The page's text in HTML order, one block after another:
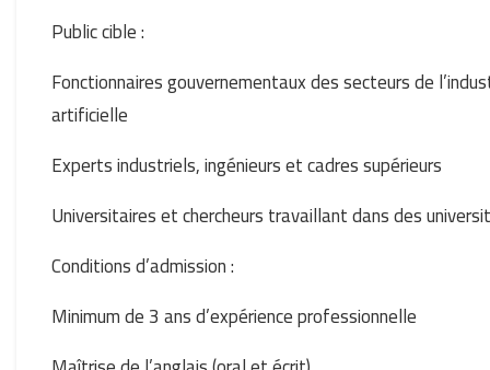
Public cible :
Fonctionnaires gouvernementaux des secteurs de
artificielle
Experts industriels, ingénieurs et cadres supérieurs
Universitaires et chercheurs travaillant dans des
Conditions d’admission :
Minimum de 3 ans d’expérience professionnelle